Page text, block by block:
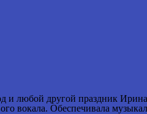
и любой другой праздник
Обеспечивала